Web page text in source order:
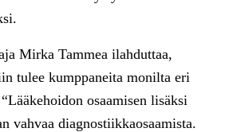
Mirka Tammea ilahduttaa,
tulee kumppaneita monilta eri
osaamisen lisäksi
vahvaa diagnostiikkaosaamista.